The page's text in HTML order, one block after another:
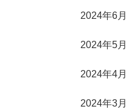
2024年6月
2024年5月
2024年4月
2024年3月